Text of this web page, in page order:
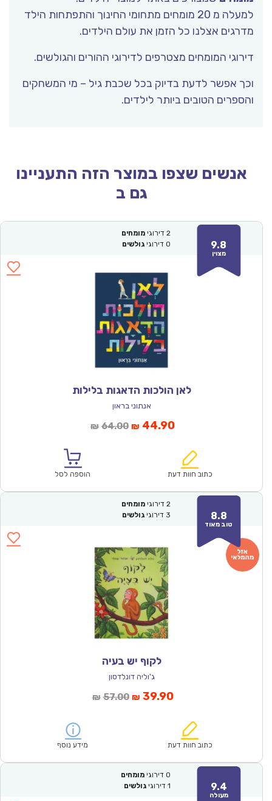
למעלה מ 20 מומחים מתחומי החינוך והתפתחות הילד
מדרגים אצלנו כל הזמן את עולם הילדים.
דירוגי המומחים מצטרפים לדירוגי ההורים והגולשים.
וכך אפשר לדעת בדיוק בכל שכבת גיל – מי המשחקים
והספרים הטובים ביותר לילדים.
אנשים שצפו במוצר הזה התעניינו
גם ב
9.8
מצוין
2 דירוגי מומחים
0 דירוגי גולשים
לאן הולכות הדאגות בלילות
אנתוני בראון
₪ 64.00המחיר
₪64.00.
₪ 44.90המחיר
הוא:
כתוב חוות דעת הוספה לסל
8.8
טוב מאוד
2 דירוגי מומחים
3 דירוגי גולשים
לקוף יש בעיה
ג'וליה דונלדסון
₪ 57.00המחיר
₪57.00.
₪ 39.90המחיר
הוא:
כתוב חוות דעת מידע נוסף
9.4
מעולה
0 דירוגי מומחים
1 דירוגי גולשים